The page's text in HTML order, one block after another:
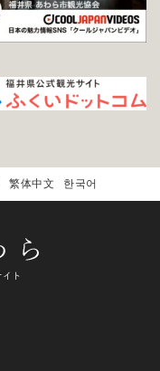
繁体中文 한국어